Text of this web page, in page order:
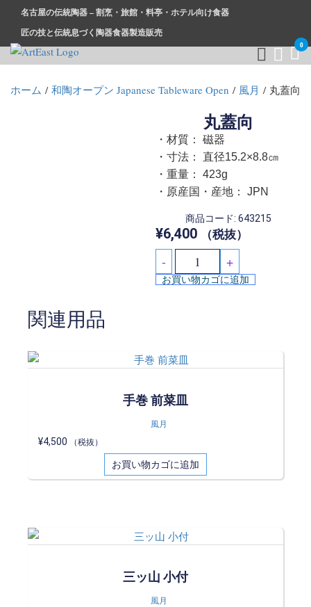
名古屋の伝統陶器 – 割烹・旅館・料亭・ホテル向け食器
匠の技と伝統息づく陶器食器製造販売
和食器・洋食器通販｜割烹・旅館・料亭・ホテル等業務用卸販
業務用から個人用まで、おしゃれでかわいい和食器・洋食器は
0
ホーム / 和陶オープン Japanese Tableware Open / 風月 / 丸蓋向
丸蓋向
・材質： 磁器
・寸法： 直径15.2×8.8㎝
・重量： 423g
・原産国・産地： JPN
商品コード: 643215
¥6,400 （税抜）
- +
お買い物カゴに追加
関連用品
手巻 前菜皿
風月
¥4,500 （税抜）
お買い物カゴに追加
三ッ山 小付
風月